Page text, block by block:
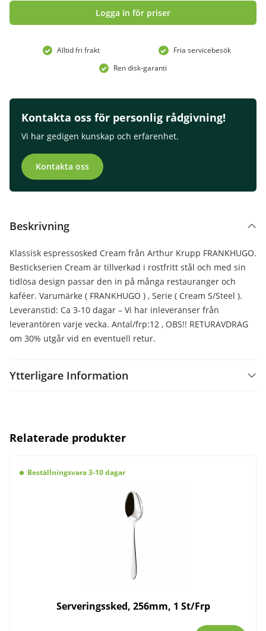
Logga in för priser
Alltid fri frakt
Fria servicebesök
Ren disk-garanti
Kontakta oss för personlig rådgivning!
Vi har gedigen kunskap och erfarenhet.
Kontakta oss
Beskrivning
Klassisk espressosked Cream från Arthur Krupp FRANKHUGO.
Bestickserien Cream är tillverkad i rostfritt stål och med sin
tidlösa design passar den in på många restauranger och
kaféer. Varumärke ( FRANKHUGO ) , Serie ( Cream S/Steel ).
Leveranstid: Ca 3-10 dagar – Vi har inleveranser från
leverantören varje vecka. Antal/frp:12 , OBS!! RETURAVDRAG
om 30% utgår vid en eventuell retur.
Ytterligare Information
Relaterade produkter
Beställningsvara 3-10 dagar
Serveringssked, 256mm, 1 St/Frp